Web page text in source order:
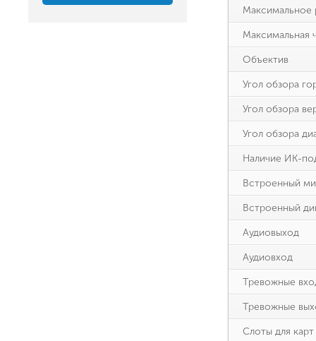
Максимальное
Максимальная
Объектив
Угол обзора
Угол обзора
Угол обзора
Наличие ИК-
Встроенный
Встроенный
Аудиовыход
Аудиовход
Тревожные
Тревожные
Слоты для